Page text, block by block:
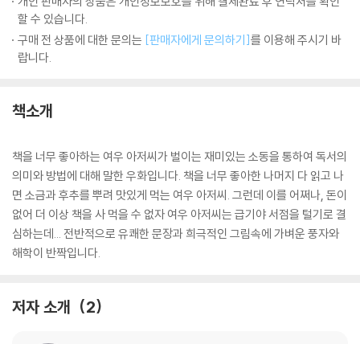
할 수 있습니다.
구매 전 상품에 대한 문의는 [판매자에게 문의하기]를 이용해 주시기 바
랍니다.
책소개
책을 너무 좋아하는 여우 아저씨가 벌이는 재미있는 소동을 통하여 독서의
의미와 방법에 대해 말한 우화입니다. 책을 너무 좋아한 나머지 다 읽고 나
면 소금과 후추를 뿌려 맛있게 먹는 여우 아저씨. 그런데 이를 어쩌나, 돈이
없어 더 이상 책을 사 먹을 수 없자 여우 아저씨는 급기야 서점을 털기로 결
심하는데... 전반적으로 유쾌한 문장과 희극적인 그림속에 가벼운 풍자와
해학이 반짝입니다.
저자 소개 2